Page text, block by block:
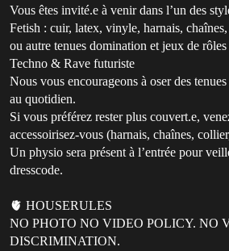
Vous êtes invité.e à venir dans l’un des
Fetish : cuir, latex, vinyle, harnais,
ou autre tenues domination et jeux de
Techno & Rave futuriste
Nous vous encourageons à oser des
au quotidien.
Si vous préférez rester plus couvert.e,
accessoirisez-vous (harnais, chaînes,
Un physio sera présent à l’entrée pour
dresscode.
🫀 HOUSERULES
NO PHOTO NO VIDEO POLICY. NO
DISCRIMINATION.